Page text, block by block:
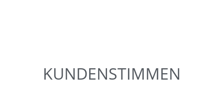
KUNDENSTIMMEN